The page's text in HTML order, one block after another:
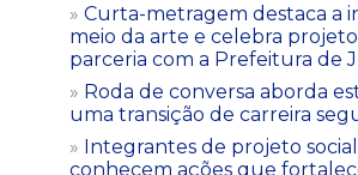
Curta-metragem destaca a
meio da arte e celebra
parceria com a Prefeitura de
Roda de conversa aborda
uma transição de carreira
Integrantes de projeto
conhecem ações que